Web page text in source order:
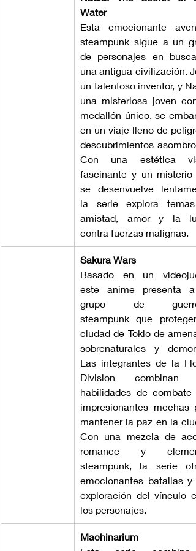
Water
Esta emocionante
steampunk sigue a un
de personajes en busca
una antigua civilización.
un talentoso inventor, y
una misteriosa joven con
medallón único, se
en un viaje lleno de
descubrimientos
Con una estética
fascinante y un misterio
se desenvuelve
la serie explora temas
amistad, amor y la
contra fuerzas malignas.
Sakura Wars
Basado en un
este anime presenta a
grupo de
steampunk que
ciudad de Tokio de
sobrenaturales y
Las integrantes de la
Division combinan
habilidades de combate
impresionantes mechas
mantener la paz en la
Con una mezcla de
romance y
steampunk, la serie
emocionantes batallas y
exploración del vínculo
los personajes.
Machinarium